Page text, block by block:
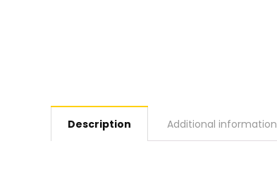
Description Additional information